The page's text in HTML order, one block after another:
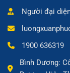
Người đại
1900 636319
Bình Dương: